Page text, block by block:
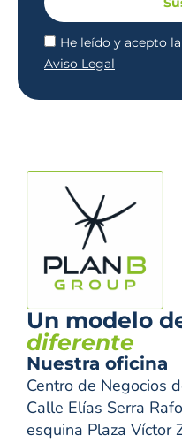
He leído y acepto la
Aviso Legal
Un modelo
diferente
Nuestra oficina
Centro de Negocios
Calle Elías Serra
esquina Plaza Víctor